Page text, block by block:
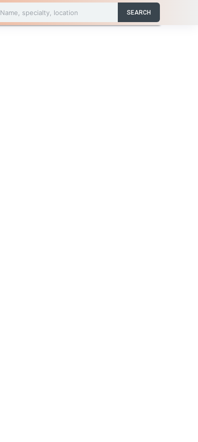
Name, specialty, location SEARCH